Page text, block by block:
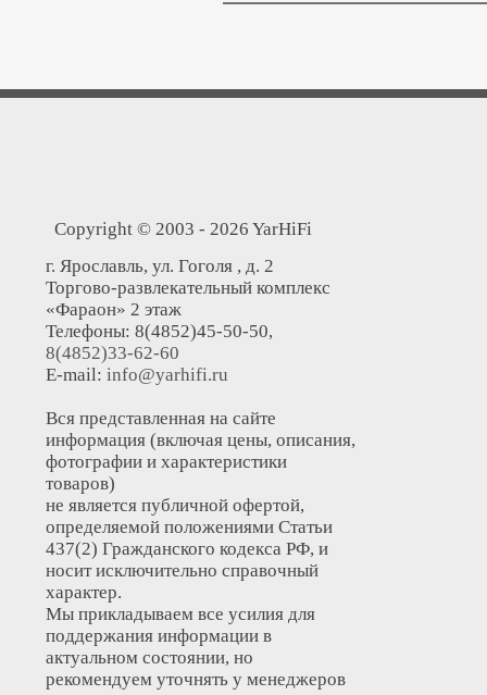
Copyright © 2003 - 2026 YarHiFi
г. Ярославль, ул. Гоголя , д. 2
Торгово-развлекательный комплекс
«Фараон» 2 этаж
Телефоны: 8(4852)45-50-50,
8(4852)33-62-60
E-mail: info@yarhifi.ru
Вся представленная на сайте
информация (включая цены, описания,
фотографии и характеристики
товаров)
не является публичной офертой,
определяемой положениями Статьи
437(2) Гражданского кодекса РФ, и
носит исключительно справочный
характер.
Мы прикладываем все усилия для
поддержания информации в
актуальном состоянии, но
рекомендуем уточнять у менеджеров